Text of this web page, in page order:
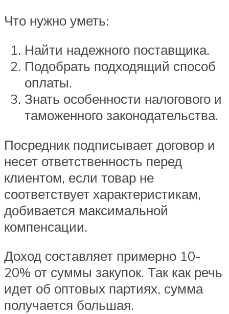
Что нужно уметь:
Найти надежного поставщика.
Подобрать подходящий способ
оплаты.
Знать особенности налогового и
таможенного законодательства.
Посредник подписывает договор и
несет ответственность перед
клиентом, если товар не
соответствует характеристикам,
добивается максимальной
компенсации.
Доход составляет примерно 10-
20% от суммы закупок. Так как речь
идет об оптовых партиях, сумма
получается большая.